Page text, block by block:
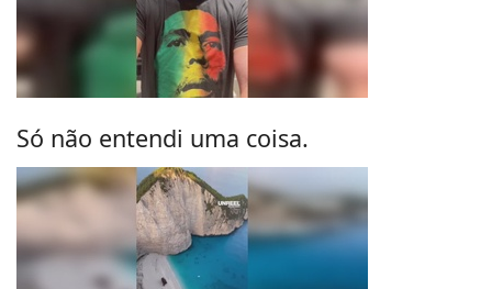
Só não entendi uma coisa.